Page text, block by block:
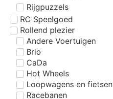
Rijgpuzzels
RC Speelgoed
Rollend plezier
Andere Voertuigen
Brio
CaDa
Hot Wheels
Loopwagens en fietsen
Racebanen